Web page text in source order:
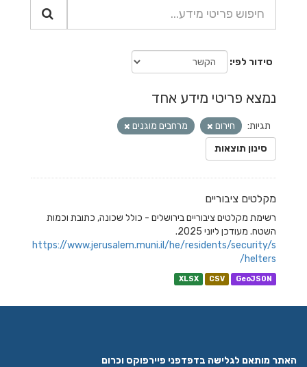
סידור לפי
נמצא פריטי מידע אחד
תגיות: חירום
מרחבים מוגנים
סינון תוצאות
מקלטים ציבוריים
רשימת מקלטים ציבוריים בירושלים - כולל שכונה, כתובת וכמות
השטח. מעודכן ליוני 2025.
https://www.jerusalem.muni.il/he/residents/security/s
helters/
XLSX CSV GeoJSON
האתר מותאם לגלישה בדפדפני פיירפוקס וכרום